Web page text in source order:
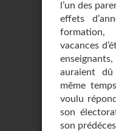
l’un des
effets
vacances
auraient
même
voulu
son
son